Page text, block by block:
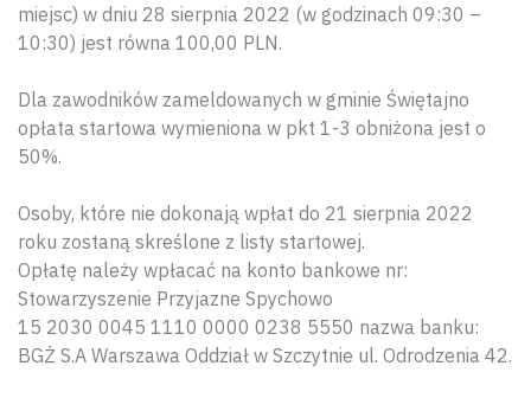
miejsc) w dniu 28 sierpnia 2022 (w godzinach 09:30 –
10:30) jest równa 100,00 PLN.
Dla zawodników zameldowanych w gminie Świętajno
opłata startowa wymieniona w pkt 1-3 obniżona jest o
50%.
Osoby, które nie dokonają wpłat do 21 sierpnia 2022
roku zostaną skreślone z listy startowej.
Opłatę należy wpłacać na konto bankowe nr:
Stowarzyszenie Przyjazne Spychowo
15 2030 0045 1110 0000 0238 5550 nazwa banku:
BGŻ S.A Warszawa Oddział w Szczytnie ul. Odrodzenia 42.